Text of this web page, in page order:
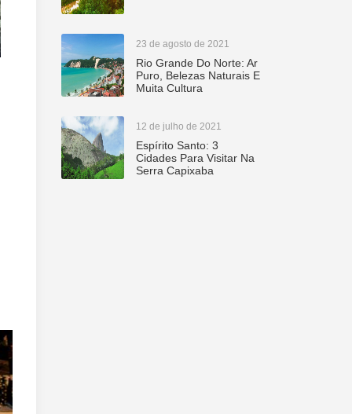
23 de agosto de 2021
Rio Grande Do Norte: Ar
Puro, Belezas Naturais E
Muita Cultura
12 de julho de 2021
Espírito Santo: 3
Cidades Para Visitar Na
Serra Capixaba